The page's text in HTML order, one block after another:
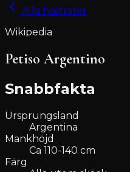
Alla hästraser
Wikipedia
Petiso Argentino
Snabbfakta
Ursprungsland
Argentina
Mankhöjd
Ca 110-140 cm
Färg